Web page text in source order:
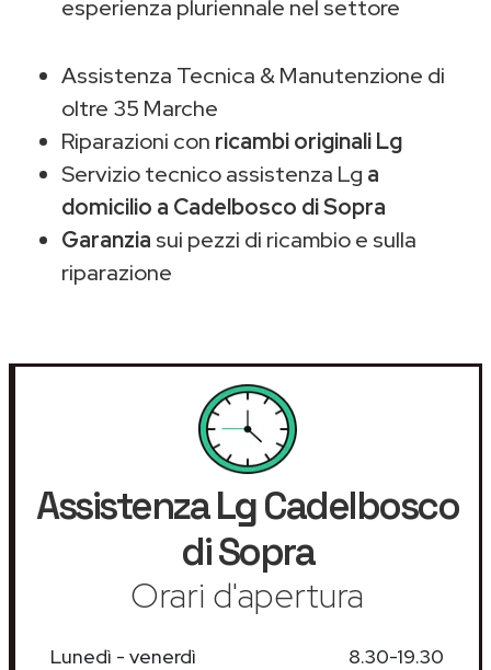
esperienza pluriennale nel settore
Assistenza Tecnica & Manutenzione di
oltre 35 Marche
Riparazioni con ricambi originali Lg
Servizio tecnico assistenza Lg a
domicilio a Cadelbosco di Sopra
Garanzia sui pezzi di ricambio e sulla
riparazione
AssistenzaLgCadelbosco
di Sopra
Orari d'apertura
Lunedì - venerdì
8.30-19.30